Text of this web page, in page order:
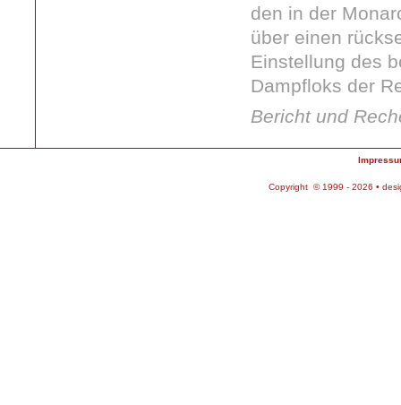
den in der
über einen
Einstellung des
Dampfloks der
Bericht und
Copyright © 1999 - 2026 •